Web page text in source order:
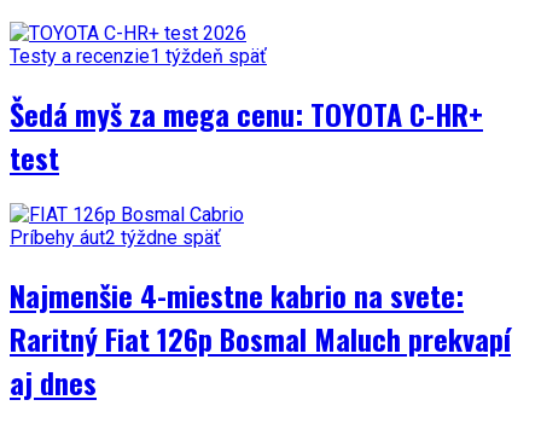
Testy a recenzie1 týždeň späť
Šedá myš za mega cenu: TOYOTA C-HR+
test
Príbehy áut2 týždne späť
Najmenšie 4-miestne kabrio na svete:
Raritný Fiat 126p Bosmal Maluch prekvapí
aj dnes